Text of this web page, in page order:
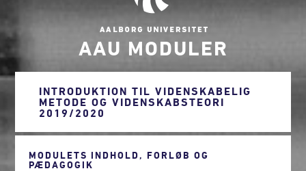
AAU MODULER
INTRODUKTION TIL VIDENSKABELIG
METODE OG VIDENSKABSTEORI
2019/2020
MODULETS INDHOLD, FORLØB OG
PÆDAGOGIK